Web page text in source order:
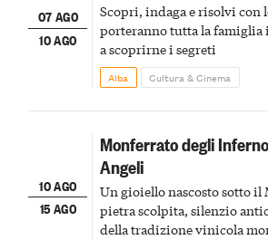
07 AGO
10 AGO
Scopri, indaga e risolvi con
porteranno tutta la famiglia
a scoprirne i segreti
Alba Cultura & Cinema
10 AGO
15 AGO
Monferrato degli
Angeli
Un gioiello nascosto sotto
pietra scolpita, silenzio
della tradizione vinicola